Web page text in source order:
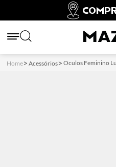
Home Acessórios Oculos Feminino